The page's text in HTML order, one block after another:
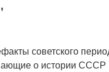
советского
о истории СССР